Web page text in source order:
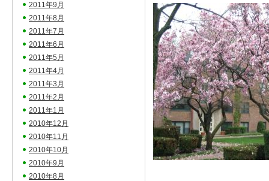
2011年9月
2011年8月
2011年7月
2011年6月
2011年5月
2011年4月
2011年3月
2011年2月
2011年1月
2010年12月
2010年11月
2010年10月
2010年9月
2010年8月